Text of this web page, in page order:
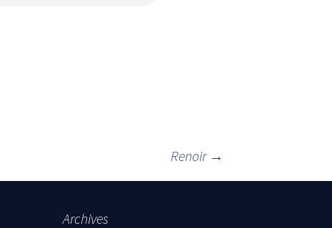
Renoir →
Archives